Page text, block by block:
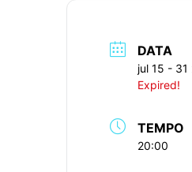
DATA
jul 15 - 31
Expired!
TEMPO
20:00